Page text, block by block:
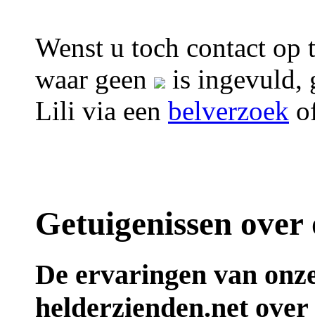
Wenst u toch contact
waar geen
is ingevuld,
Lili via een belverzoek
Getuigenissen
De ervaringen van
helderzienden.net